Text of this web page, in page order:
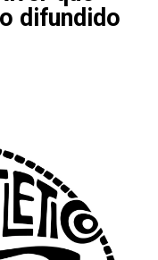
difundido